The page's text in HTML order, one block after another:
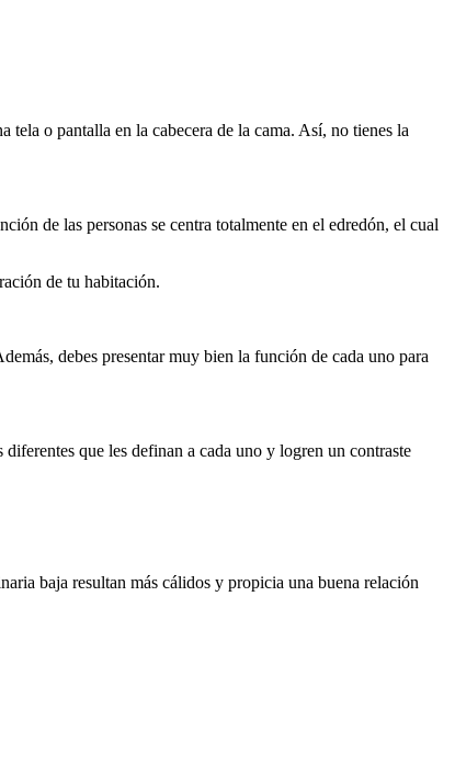
o pantalla en la cabecera de la cama. Así, no tienes la
de las personas se centra totalmente en el edredón, el cual
de tu habitación.
debes presentar muy bien la función de cada uno para
que les definan a cada uno y logren un contraste
baja resultan más cálidos y propicia una buena relación